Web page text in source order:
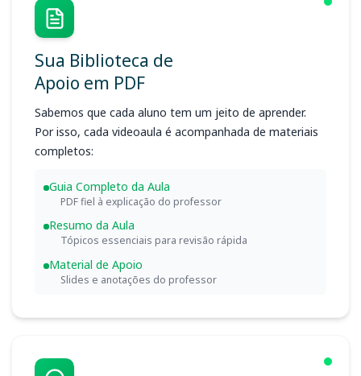
Sua Biblioteca de
Apoio em PDF
Sabemos que cada aluno tem um jeito de aprender.
Por isso, cada videoaula é acompanhada de materiais
completos:
Guia Completo da Aula
PDF fiel à explicação do professor
Resumo da Aula
Tópicos essenciais para revisão rápida
Material de Apoio
Slides e anotações do professor